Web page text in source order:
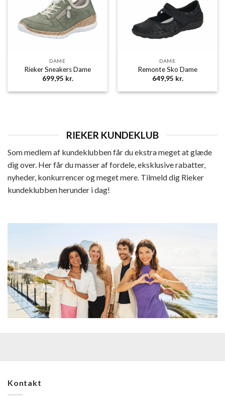
DAME
Rieker Sneakers Dame
699,95 kr.
DAME
Remonte Sko Dame
649,95 kr.
RIEKER KUNDEKLUB
Som medlem af kundeklubben får du ekstra meget at glæde
dig over. Her får du masser af fordele, eksklusive rabatter,
nyheder, konkurrencer og meget mere. Tilmeld dig Rieker
kundeklubben herunder i dag!
Kontakt